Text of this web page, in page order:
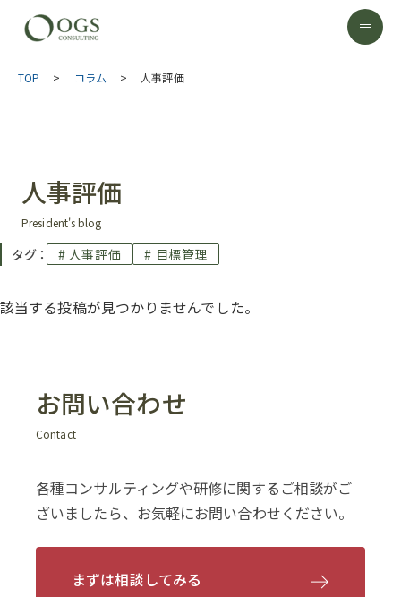
TOP > コラム > 人事評価
人事評価
President's blog
タグ ： # 人事評価 # 目標管理
該当する投稿が見つかりませんでした。
お問い合わせ
Contact
各種コンサルティングや研修に関するご相談がご
ざいましたら、お気軽にお問い合わせください。
まずは相談してみる